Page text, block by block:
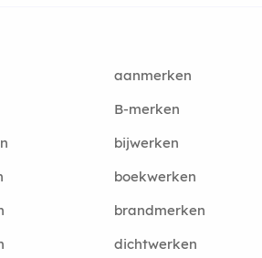
aanmerken
B-merken
bijwerken
boekwerken
brandmerken
dichtwerken